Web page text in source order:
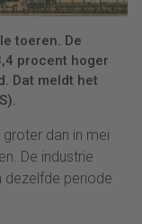
toeren. De
procent hoger
Dat meldt het
dan in mei
De industrie
dezelfde periode